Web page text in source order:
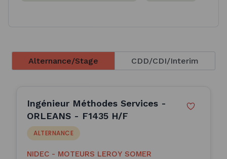
Alternance/Stage CDD/CDI/Interim
Ingénieur Méthodes Services -
ORLEANS - F1435 H/F
ALTERNANCE
NIDEC - MOTEURS LEROY SOMER